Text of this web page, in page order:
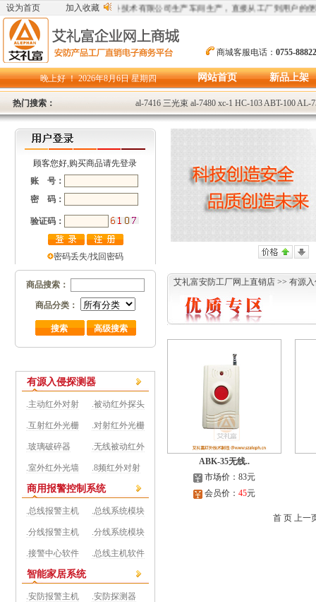
设为首页 加入收藏
产品均为深圳市艾礼富红外技术有限公司生产车间生产，直接从工厂到用户的便
商城客服电话： 0755-
晚上好 ！2026年8月6日 星期四 网站首页 新品上架
热门搜索： al-7416 三光束 al-7480 xc-1 HC-103ABT-100AL-
顾客您好,购买商品请先登录
账 号：
密 码：
验证码：
密码丢失/找回密码
商品搜索：
商品分类：
有源入侵探测器
.主动红外对射 .被动红外探头
.互射红外光栅 .对射红外光栅
.玻璃破碎器 .无线被动红外
.室外红外光墙 .8频红外对射
商用报警控制系统
.总线报警主机 .总线系统模块
.分线报警主机 .分线系统模块
.接警中心软件 .总线主机软件
智能家居系统
.安防报警主机 .安防探测器
艾礼富安防工厂网上直销店 >> 有源
ABK-35无线..
市场价：83元
会员价： 45元
首 页 上一